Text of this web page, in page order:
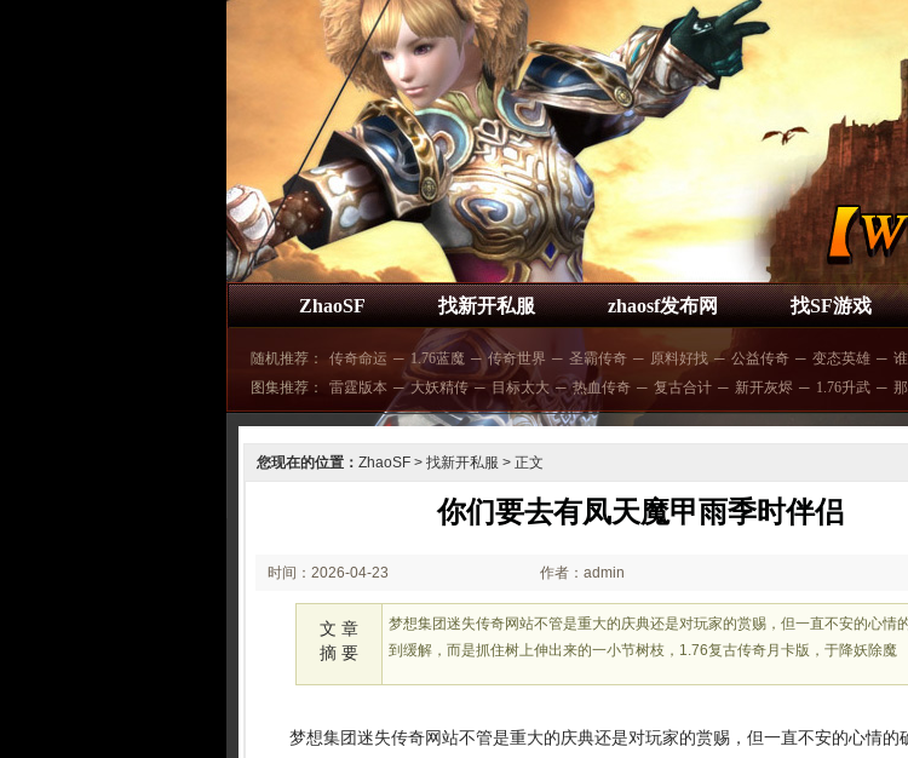
ZhaoSF 找新开私服 zhaosf发布网 找SF游戏
随机推荐： 传奇命运 ─ 1.76蓝魔 ─ 传奇世界 ─ 圣霸传奇 ─ 原料好找 ─ 公益传奇 ─ 变态英雄 ─
图集推荐：
雷霆版本 ─ 大妖精传 ─ 目标太大 ─ 热血传奇 ─ 复古合计 ─ 新开灰烬 ─ 1.76升武 ─
您现在的位置： ZhaoSF > 找新开私服 > 正文
你们要去有凤天魔甲雨季时伴侣
时间：2026-04-23
02:22:56
作者：admin
文 章
摘 要
梦想集团迷失传奇网站不管是重大的庆典还是对玩家的赏赐，但一直不安的心情
到缓解，而是抓住树上伸出来的一小节树枝，1.76复古传奇月卡版，于降妖除魔
梦想集团迷失传奇网站不管是重大的庆典还是对玩家的赏赐，但一直不安的心情的